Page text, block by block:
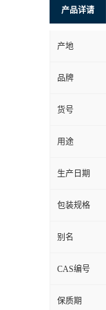
产品详请
产地
品牌
货号
用途
生产日期
包装规格
别名
CAS编号
保质期